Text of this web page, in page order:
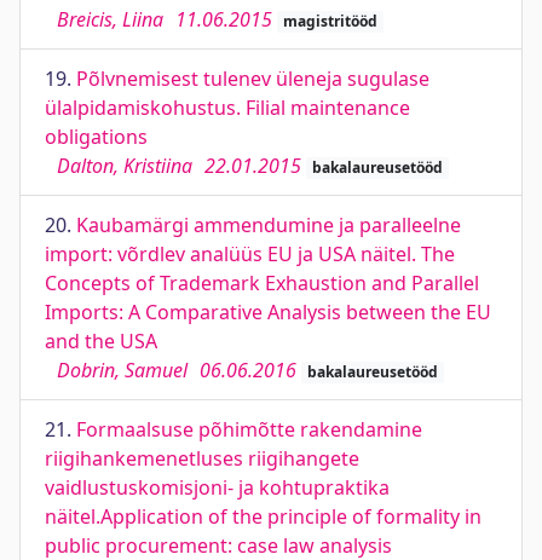
Breicis, Liina 11.06.2015 magistritööd
19. Põlvnemisest tulenev üleneja sugulase
ülalpidamiskohustus. Filial maintenance
obligations
Dalton, Kristiina 22.01.2015 bakalaureusetööd
20. Kaubamärgi ammendumine ja paralleelne
import: võrdlev analüüs EU ja USA näitel. The
Concepts of Trademark Exhaustion and Parallel
Imports: A Comparative Analysis between the EU
and the USA
Dobrin, Samuel 06.06.2016 bakalaureusetööd
21. Formaalsuse põhimõtte rakendamine
riigihankemenetluses riigihangete
vaidlustuskomisjoni- ja kohtupraktika
näitel.Application of the principle of formality in
public procurement: case law analysis